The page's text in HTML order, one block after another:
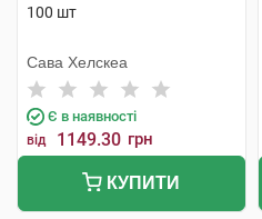
100 шт
Сава Хелскеа
Є в наявності
від 1149.30 грн
КУПИТИ